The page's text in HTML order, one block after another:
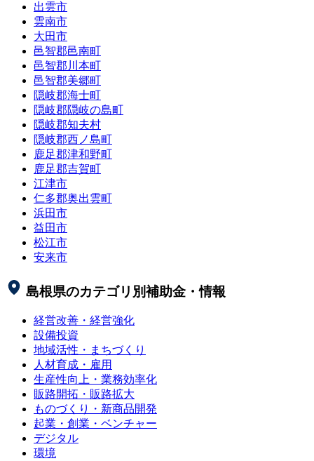
出雲市
雲南市
大田市
邑智郡邑南町
邑智郡川本町
邑智郡美郷町
隠岐郡海士町
隠岐郡隠岐の島町
隠岐郡知夫村
隠岐郡西ノ島町
鹿足郡津和野町
鹿足郡吉賀町
江津市
仁多郡奥出雲町
浜田市
益田市
松江市
安来市
島根県のカテゴリ別補助金・情報
経営改善・経営強化
設備投資
地域活性・まちづくり
人材育成・雇用
生産性向上・業務効率化
販路開拓・販路拡大
ものづくり・新商品開発
起業・創業・ベンチャー
デジタル
環境